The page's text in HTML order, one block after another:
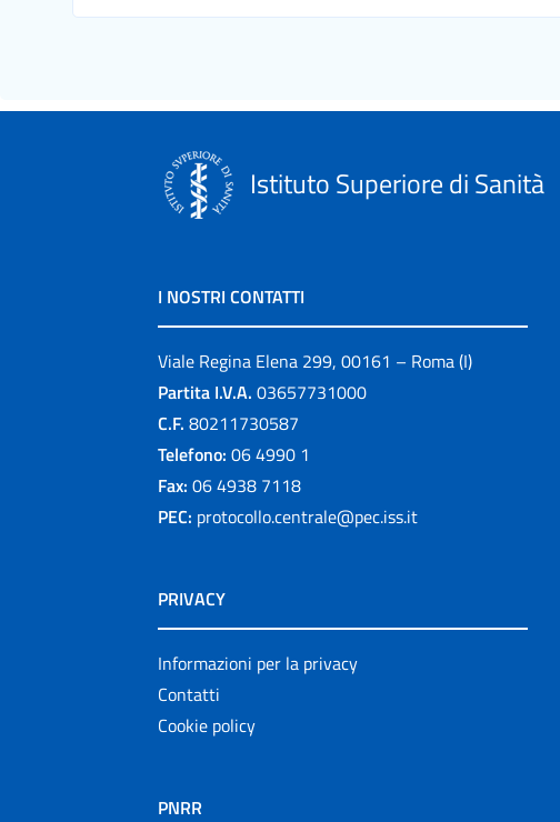
Istituto Superiore di Sanità
I NOSTRI CONTATTI
Viale Regina Elena 299, 00161 – Roma (I)
Partita I.V.A. 03657731000
C.F. 80211730587
Telefono: 06 4990 1
Fax: 06 4938 7118
PEC: protocollo.centrale@pec.iss.it
PRIVACY
Informazioni per la privacy
Contatti
Cookie policy
PNRR